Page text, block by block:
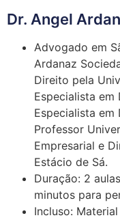
Dr. Angel
Advogado em
Ardanaz
Direito pela
Especialista em
Especialista em
Professor
Empresarial e
Estácio de Sá.
Duração: 2
minutos para
Incluso: